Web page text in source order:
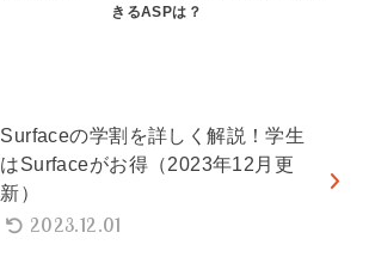
きるASPは？
Surfaceの学割を詳しく解説！学生
はSurfaceがお得（2023年12月更
新）
2023.12.01